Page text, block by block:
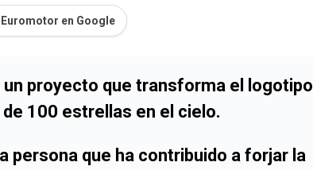
en Google
proyecto que transforma el logotipo
100 estrellas en el cielo.
persona que ha contribuido a forjar la